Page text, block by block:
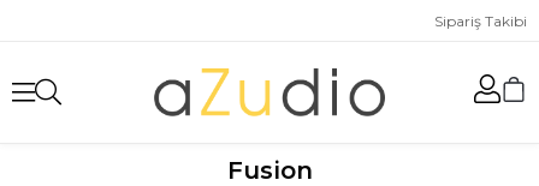
Sipariş Takibi
Fusion